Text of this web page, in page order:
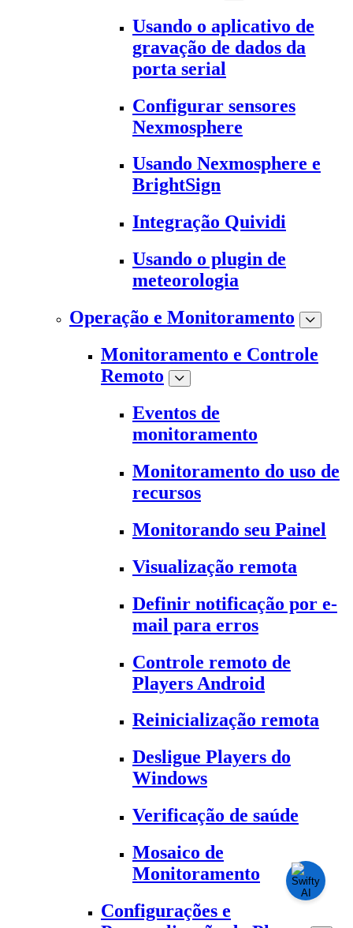
Usando o aplicativo de
gravação de dados da
porta serial
Configurar sensores
Nexmosphere
Usando Nexmosphere e
BrightSign
Integração Quividi
Usando o plugin de
meteorologia
Operação e Monitoramento
Monitoramento e Controle
Remoto
Eventos de
monitoramento
Monitoramento do uso de
recursos
Monitorando seu Painel
Visualização remota
Definir notificação por e-
mail para erros
Controle remoto de
Players Android
Reinicialização remota
Desligue Players do
Windows
Verificação de saúde
Mosaico de
Monitoramento
Configurações e